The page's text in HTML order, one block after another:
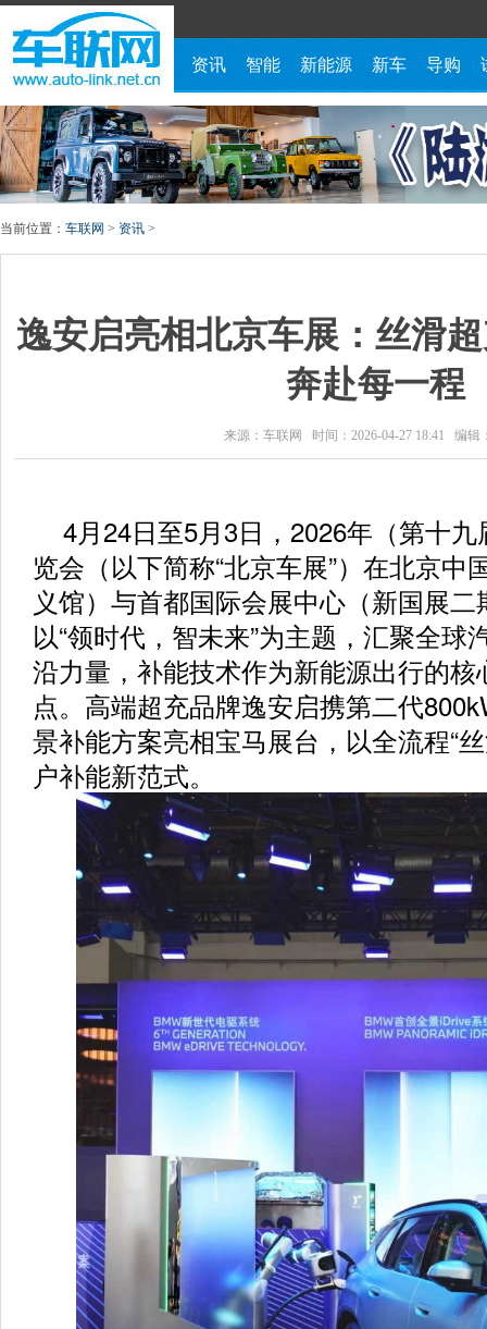
资讯 智能 新能源 新车 导购
当前位置： 车联网 > 资讯 >
逸安启亮相北京车展：丝滑
奔赴每一程
来源：车联网 时间：2026-04-27 18:41 编
4月24日至5月3日，2026年（第十
览会（以下简称“北京车展”）在北京中
义馆）与首都国际会展中心（新国展
以“领时代，智未来”为主题，汇聚全球
沿力量，补能技术作为新能源出行的
点。高端超充品牌逸安启携第二代
景补能方案亮相宝马展台，以全流程“
户补能新范式。